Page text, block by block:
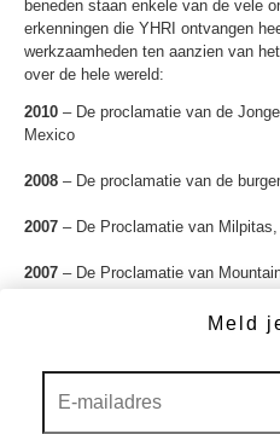
beneden staan enkele van de vele
erkenningen die YHRI ontvangen
werkzaamheden ten aanzien van
over de hele wereld:
2010 – De proclamatie van de
Mexico
2008 – De proclamatie van de
2007 – De Proclamatie van
2007 – De Proclamatie van
– De Jongeren voor
– De Prijsuitreiking voor
Meld